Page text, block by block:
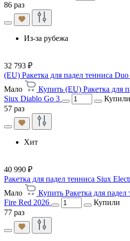
86 раз
Из-за рубежа
32 793 ₽
(EU) Ракетка для падел тенниса
Мало
Купить (EU) Ракетка для
Siux Diablo Go 3
Купили
57 раз
Хит
40 990 ₽
Ракетка для падел тенниса Siux
Мало
Купить Ракетка для
Fire Red 2026
Купили
77 раз